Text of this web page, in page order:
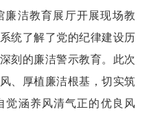
廉洁教育展厅开展现场教
统了解了党的纪律建设历
刻的廉洁警示教育。 此次
、厚植廉洁根基，切实筑
觉涵养风清气正的优良风